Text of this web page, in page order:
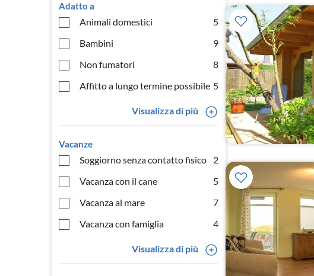
Adatto a
Animali domestici
5
Bambini
9
Non fumatori
8
Affitto a lungo termine possibile 5
Visualizza di più
Vacanze
Soggiorno senza contatto fisico
2
Vacanza con il cane
5
Vacanza al mare
7
Vacanza con famiglia
4
Visualizza di più